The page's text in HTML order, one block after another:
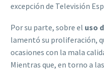
excepción de Televisión
Por su parte, sobre el uso
lamentó su proliferación,
ocasiones con la mala
Mientras que, en torno a las